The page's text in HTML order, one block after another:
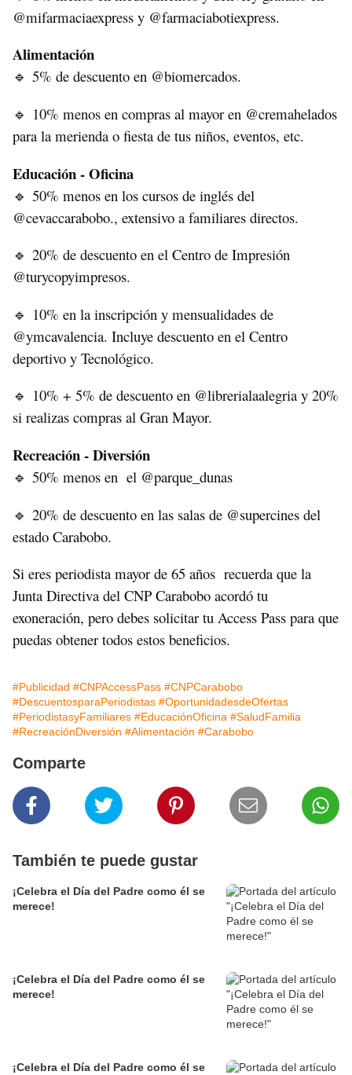
@mifarmaciaexpress y @farmaciabotiexpress.
Alimentación
🔹 5% de descuento en @biomercados.
🔹
10% menos en compras al mayor en @cremahelados
para la merienda o fiesta de tus niños, eventos, etc.
Educación - Oficina
🔹 50% menos en los cursos de inglés del
@cevaccarabobo., extensivo a familiares directos.
🔹 20% de descuento en el Centro de Impresión
@turycopyimpresos.
🔹
10% en la inscripción y mensualidades de
@ymcavalencia. Incluye descuento en el Centro
deportivo y Tecnológico.
🔹
10% + 5% de descuento en @librerialaalegria y 20%
si realizas compras al Gran Mayor.
Recreación - Diversión
🔹 50% menos en el @parque_dunas
🔹 20% de descuento en las salas de @supercines del
estado Carabobo.
Si eres periodista mayor de 65 años recuerda que la
Junta Directiva del CNP Carabobo acordó tu
exoneración, pero debes solicitar tu Access Pass para que
puedas obtener todos estos beneficios.
#Publicidad #CNPAccessPass #CNPCarabobo
#DescuentosparaPeriodistas #OportunidadesdeOfertas
#PeriodistasyFamiliares #EducaciónOficina #SaludFamilia
#RecreaciónDiversión #Alimentación #Carabobo
Comparte
También te puede gustar
¡Celebra el Día del Padre como él se
merece!
¡Celebra el Día del Padre como él se
merece!
¡Celebra el Día del Padre como él se